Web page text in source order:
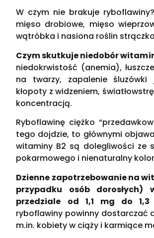
W czym nie brakuje
mięso drobiowe, mięso
wątróbka i nasiona roślin
Czym skutkuje niedobór
niedokrwistość (anemia),
na twarzy, zapalenie śluzówki
kłopoty z widzeniem,
koncentracją.
Ryboflawinę ciężko
tego dojdzie, to głównymi
witaminy B2 są dolegliwości ze
pokarmowego i nienaturalny
Dzienne zapotrzebowanie na
przypadku osób dorosłych)
przedziale od 1,1 mg do 1,3
ryboflawiny powinny dostarczać
m.in. kobiety w ciąży i karmiące